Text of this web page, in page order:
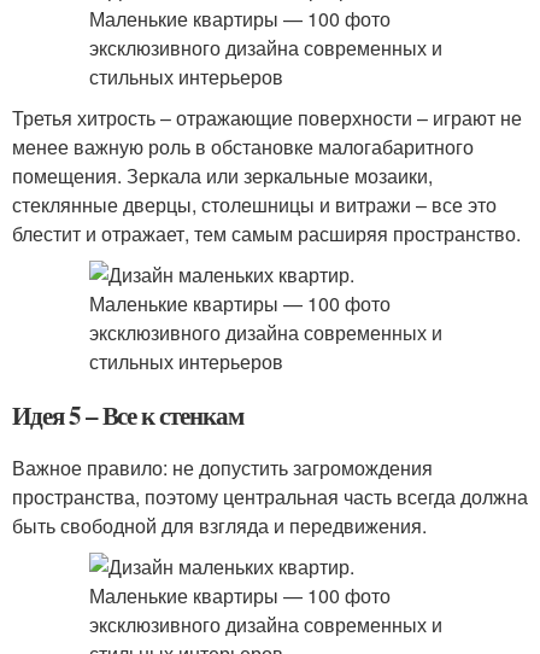
Третья хитрость – отражающие поверхности – играют не
менее важную роль в обстановке малогабаритного
помещения. Зеркала или зеркальные мозаики,
стеклянные дверцы, столешницы и витражи – все это
блестит и отражает, тем самым расширяя пространство.
Идея 5 – Все к стенкам
Важное правило: не допустить загромождения
пространства, поэтому центральная часть всегда должна
быть свободной для взгляда и передвижения.